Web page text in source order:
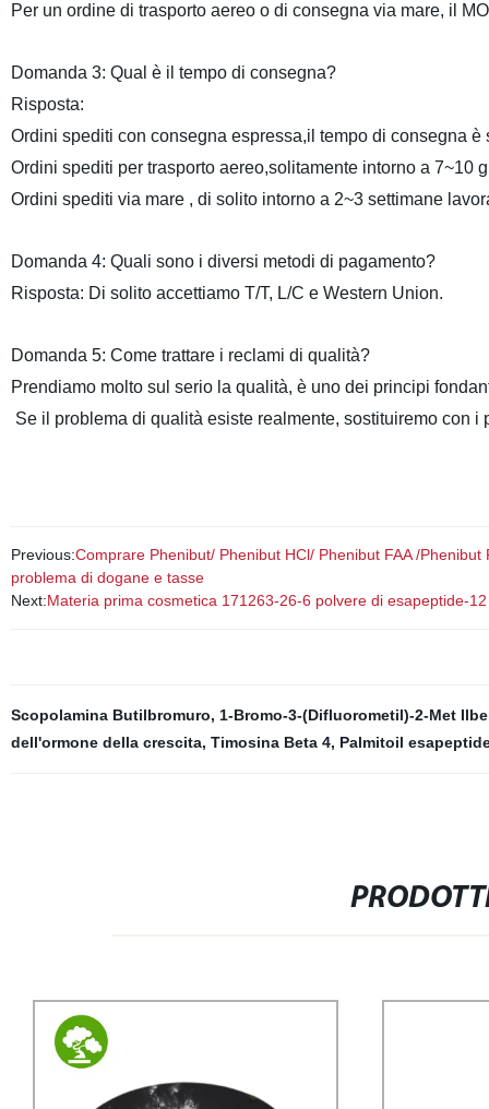
Per un ordine di trasporto aereo o di consegna via mare, il
Domanda 3: Qual è il tempo di consegna?
Risposta:
Ordini spediti con consegna espressa,il tempo di consegna
Ordini spediti per trasporto aereo,solitamente intorno a 7~10
Ordini spediti via mare , di solito intorno a 2~3 settimane
Domanda 4: Quali sono i diversi metodi di pagamento?
Risposta: Di solito accettiamo T/T, L/C e Western Union.
Domanda 5: Come trattare i reclami di qualità?
Prendiamo molto sul serio la qualità, è uno dei principi
Se il problema di qualità esiste realmente, sostituiremo con
Previous:Comprare Phenibut/ Phenibut HCl/ Phenibut FAA /
problema di dogane e tasse
Next:Materia prima cosmetica 171263-26-6 polvere di esapeptide-
Scopolamina Butilbromuro, 1-Bromo-3-(Difluorometil)-2-Met
dell'ormone della crescita, Timosina Beta 4, Palmitoil